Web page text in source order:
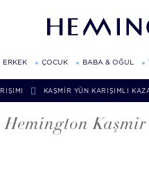
ERKEK ÇOCUK BABA & OĞUL
KAŞMIR YÜN KARIŞIMLI
Hemington